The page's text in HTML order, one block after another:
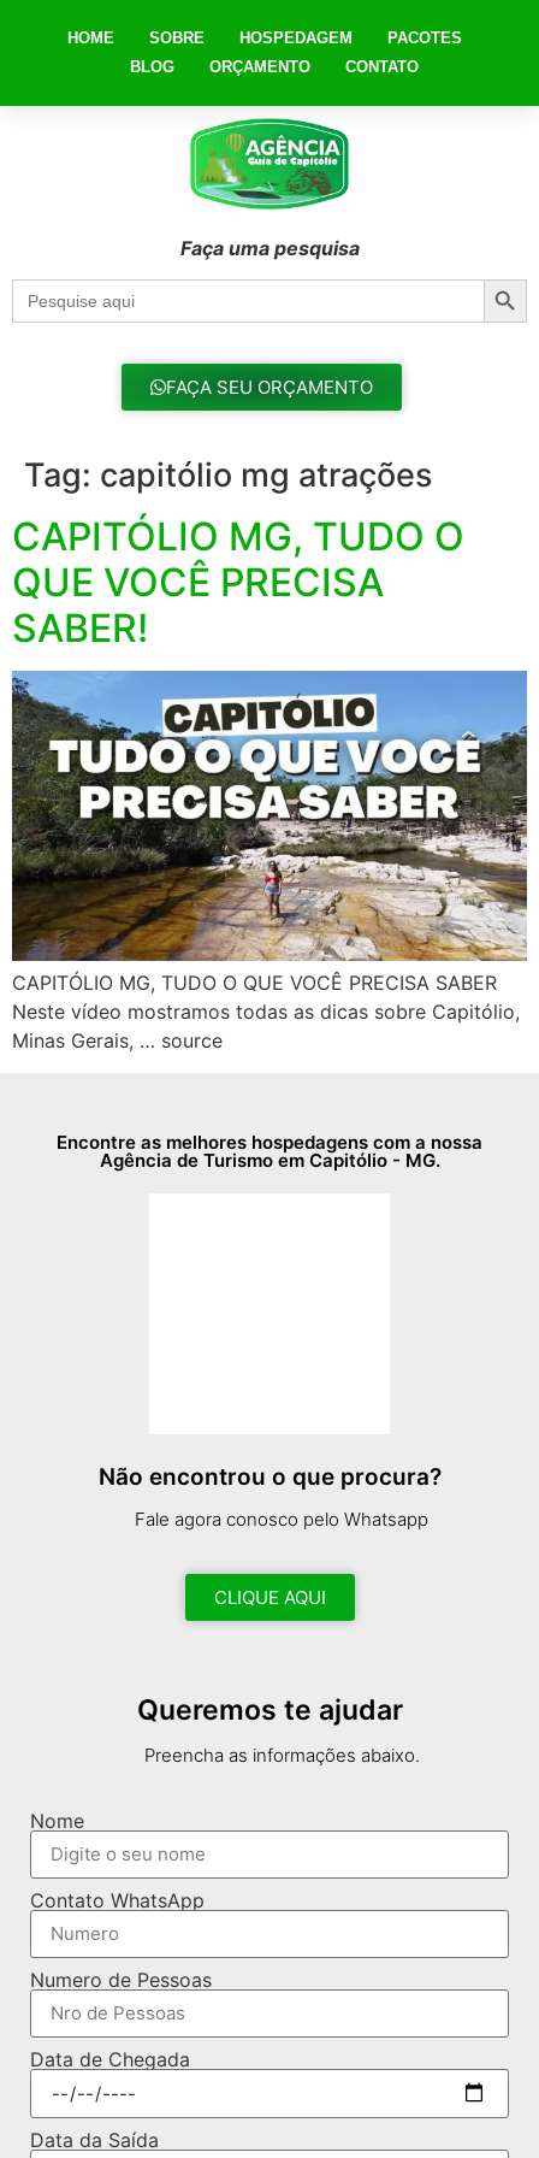
HOME SOBRE HOSPEDAGEM
PACOTES
BLOG
ORÇAMENTO CONTATO
Faça uma pesquisa
Search
for:
FAÇA SEU ORÇAMENTO
Tag: capitólio mg atrações
CAPITÓLIO MG, TUDO O
QUE VOCÊ PRECISA
SABER!
CAPITÓLIO MG, TUDO O QUE VOCÊ PRECISA SABER
Neste vídeo mostramos todas as dicas sobre Capitólio,
Minas Gerais, … source
Encontre as melhores hospedagens com a nossa
Agência de Turismo em Capitólio - MG.
Não encontrou o que procura?
Fale agora conosco pelo Whatsapp
CLIQUE AQUI
Queremos te ajudar
Preencha as informações abaixo.
Nome
Contato WhatsApp
Numero de Pessoas
Data de Chegada
Data da Saída